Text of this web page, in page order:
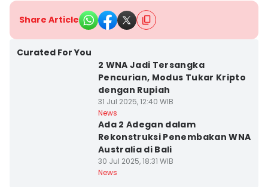
Share Article
Curated For You
2 WNA Jadi Tersangka
Pencurian, Modus Tukar Kripto
dengan Rupiah
31 Jul 2025, 12:40 WIB
News
Ada 2 Adegan dalam
Rekonstruksi Penembakan WNA
Australia di Bali
30 Jul 2025, 18:31 WIB
News